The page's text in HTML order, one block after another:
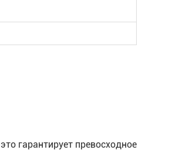
гарантирует превосходное